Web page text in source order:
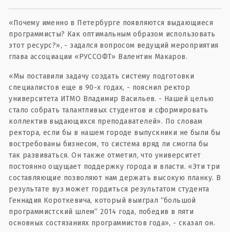
«Почему именно в Петербурге появляются выдающиеся
программисты? Как оптимальным образом использовать
этот ресурс?», - задался вопросом ведущий мероприятия
глава ассоциации «РУССОФТ» Валентин Макаров.
«Мы поставили задачу создать систему подготовки
специалистов еще в 90-х годах, - пояснил ректор
университета ИТМО Владимир Васильев. - Нашей целью
стало собрать талантливых студентов и сформировать
коллектив выдающихся преподавателей». По словам
ректора, если бы в нашем городе выпускники не были бы
востребованы бизнесом, то система вряд ли смогла бы
так развиваться. Он также отметил, что университет
постоянно ощущает поддержку города и власти. «Эти три
составляющие позволяют нам держать высокую планку. В
результате вуз может гордиться результатом студента
Геннадия Короткевича, который выиграл “большой
программистский шлем” 2014 года, победив в пяти
основных состязаниях программистов года», - сказал он.